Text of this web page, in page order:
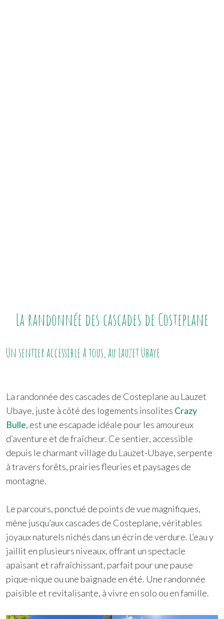
La randonnée des cascades de Costeplane
Un sentier accessible à tous, au Lauzet Ubaye
La randonnée des cascades de Costeplane au Lauzet
Ubaye, juste à côté des logements insolites Crazy
Bulle, est une escapade idéale pour les amoureux
d’aventure et de fraîcheur. Ce sentier, accessible
depuis le charmant village du Lauzet-Ubaye, serpente
à travers forêts, prairies fleuries et paysages de
montagne.
Le parcours, ponctué de points de vue magnifiques,
mène jusqu’aux cascades de Costeplane, véritables
joyaux naturels nichés dans un écrin de verdure. L’eau y
jaillit en plusieurs niveaux, offrant un spectacle
apaisant et rafraîchissant, parfait pour une pause
pique-nique ou une baignade en été. Une randonnée
paisible et revitalisante, à vivre en solo ou en famille.